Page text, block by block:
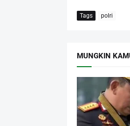
Tags polri
MUNGKIN